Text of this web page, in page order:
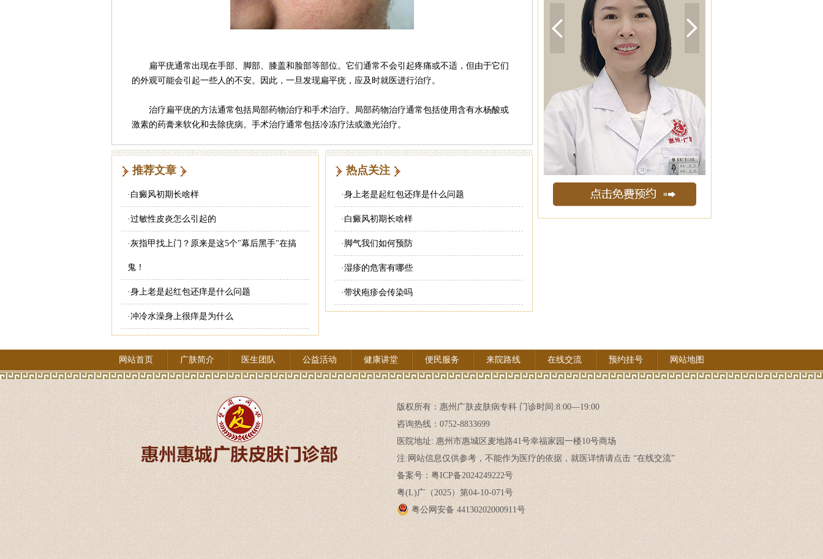
扁平疣通常出现在手部、脚部、膝盖和脸部等部位。它们通常不会引起疼痛或不适，但由于它们
的外观可能会引起一些人的不安。因此，一旦发现扁平疣，应及时就医进行治疗。
治疗扁平疣的方法通常包括局部药物治疗和手术治疗。局部药物治疗通常包括使用含有水杨酸或
激素的药膏来软化和去除疣病。手术治疗通常包括冷冻疗法或激光治疗。
推荐文章
· 白癜风初期长啥样
·过敏性皮炎怎么引起的
·灰指甲找上门？原来是这5个"幕后黑手"在搞
鬼！
·身上老是起红包还痒是什么问题
·冲冷水澡身上很痒是为什么
热点关注
·身上老是起红包还痒是什么问题
· 白癜风初期长啥样
· 脚气我们如何预防
·湿疹的危害有哪些
·带状疱疹会传染吗
网站首页 广肤简介 医生团队 公益活动 健康讲堂 便民服务 来院路线 在线交流 预约挂号 网站地图
版权所有： 惠州广肤皮肤病专科 门诊时间:8:00—19:00
咨询热线：0752-8833699
医院地址: 惠州市惠城区麦地路41号幸福家园一楼10号商场
注:网站信息仅供参考，不能作为医疗的依据，就医详情请点击 “在线交流”
备案号：粤ICP备2024249222号
粤(L)广（2025）第04-10-071号
粤公网安备 44130202000911号